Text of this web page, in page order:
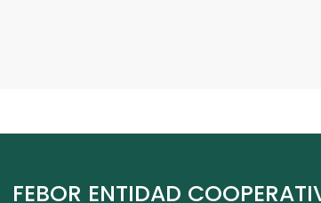
FEBOR ENTIDAD